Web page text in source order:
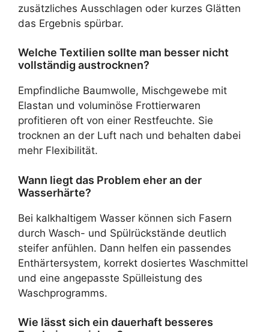
zusätzliches Ausschlagen oder kurzes Glätten
das Ergebnis spürbar.
Welche Textilien sollte man besser nicht
vollständig austrocknen?
Empfindliche Baumwolle, Mischgewebe mit
Elastan und voluminöse Frottierwaren
profitieren oft von einer Restfeuchte. Sie
trocknen an der Luft nach und behalten dabei
mehr Flexibilität.
Wann liegt das Problem eher an der
Wasserhärte?
Bei kalkhaltigem Wasser können sich Fasern
durch Wasch- und Spülrückstände deutlich
steifer anfühlen. Dann helfen ein passendes
Enthärtersystem, korrekt dosiertes Waschmittel
und eine angepasste Spülleistung des
Waschprogramms.
Wie lässt sich ein dauerhaft besseres